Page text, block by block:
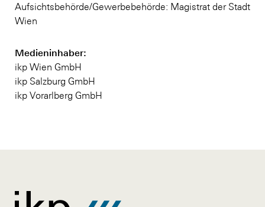
Aufsichtsbehörde/Gewerbebehörde: Magistrat der Stadt
Wien
Medieninhaber:
ikp Wien GmbH
ikp Salzburg GmbH
ikp Vorarlberg GmbH